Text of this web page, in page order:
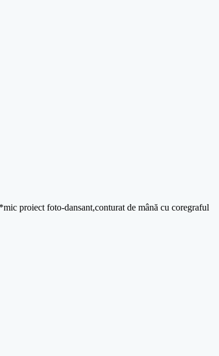
proiect foto-dansant,conturat de mână cu coregraful